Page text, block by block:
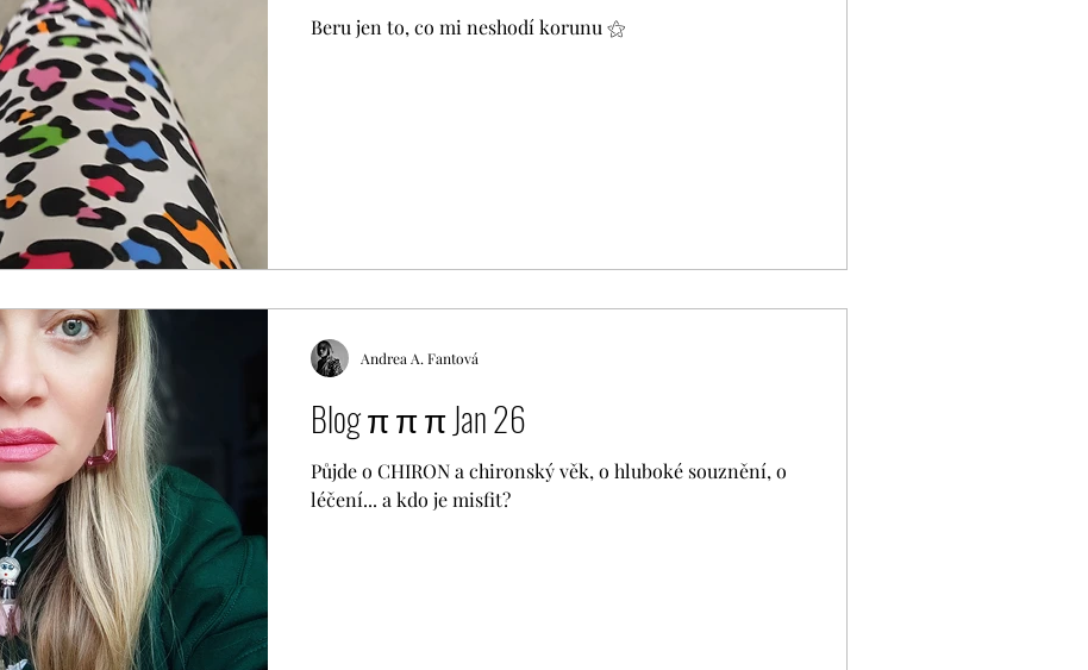
Beru jen to, co mi neshodí korunu ⚝
Blog π π π Jan 26
Půjde o CHIRON a chironský věk, o hluboké souznění, o
léčení... a kdo je misfit?
Andrea A. Fantová